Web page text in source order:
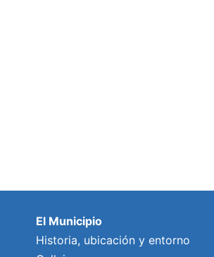
El Municipio
Historia, ubicación y entorno